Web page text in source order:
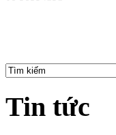
Tin tức